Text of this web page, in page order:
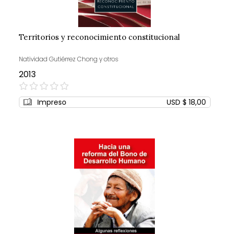
Territorios y reconocimiento constitucional
Natividad Gutiérrez Chong y otros
2013
0%
Impreso USD $ 18,00